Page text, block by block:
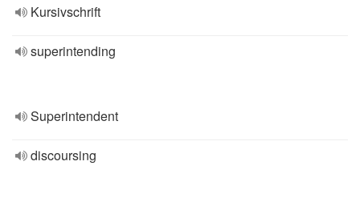
Kursivschrift
superintending
Superintendent
discoursing